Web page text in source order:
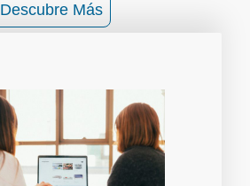
Descubre Más